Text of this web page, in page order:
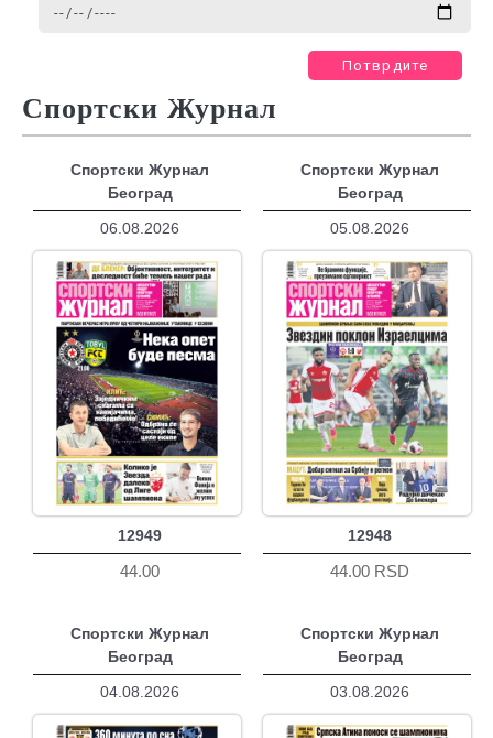
Потврдите
Спортски Журнал
Спортски Журнал
Београд
06.08.2026
12949
44.00
Спортски Журнал
Београд
05.08.2026
12948
44.00 RSD
Спортски Журнал
Београд
04.08.2026
Спортски Журнал
Београд
03.08.2026